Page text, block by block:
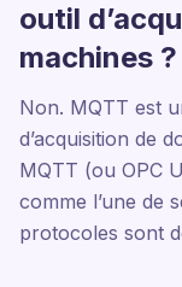
outil
machines ?
Non. MQTT est
d’acquisition de
MQTT (ou OPC
comme l’une de
protocoles sont